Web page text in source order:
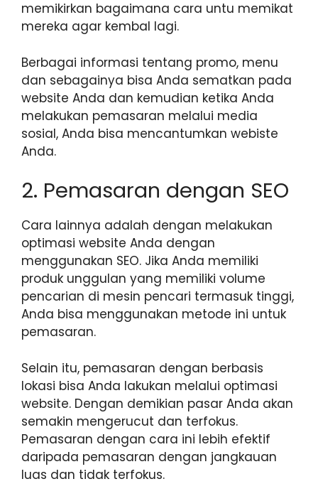
memikirkan bagaimana cara untu memikat
mereka agar kembal lagi.
Berbagai informasi tentang promo, menu
dan sebagainya bisa Anda sematkan pada
website Anda dan kemudian ketika Anda
melakukan pemasaran melalui media
sosial, Anda bisa mencantumkan webiste
Anda.
2. Pemasaran dengan SEO
Cara lainnya adalah dengan melakukan
optimasi website Anda dengan
menggunakan SEO. Jika Anda memiliki
produk unggulan yang memiliki volume
pencarian di mesin pencari termasuk tinggi,
Anda bisa menggunakan metode ini untuk
pemasaran.
Selain itu, pemasaran dengan berbasis
lokasi bisa Anda lakukan melalui optimasi
website. Dengan demikian pasar Anda akan
semakin mengerucut dan terfokus.
Pemasaran dengan cara ini lebih efektif
daripada pemasaran dengan jangkauan
luas dan tidak terfokus.